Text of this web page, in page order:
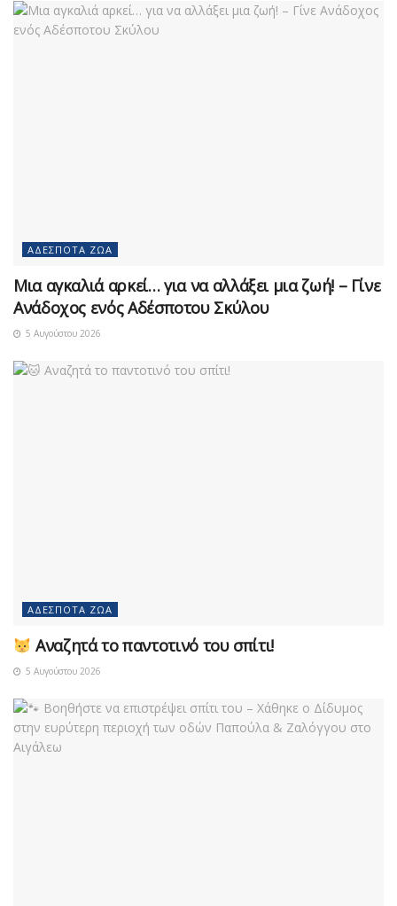
ΑΔΈΣΠΟΤΑ ΖΏΑ
Μια αγκαλιά αρκεί… για να αλλάξει μια ζωή! – Γίνε
Ανάδοχος ενός Αδέσποτου Σκύλου
5 Αυγούστου 2026
ΑΔΈΣΠΟΤΑ ΖΏΑ
Αναζητά το παντοτινό του σπίτι!
5 Αυγούστου 2026